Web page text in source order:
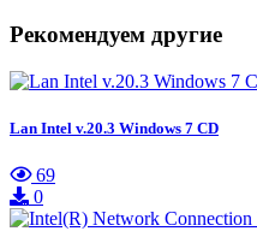
Рекомендуем другие
Lan Intel v.20.3 Windows 7 CD
69
0